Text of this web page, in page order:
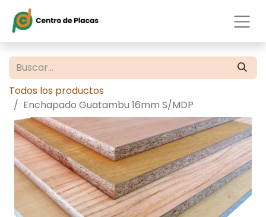
Todos los productos
Enchapado Guatambu 16mm S/MDP